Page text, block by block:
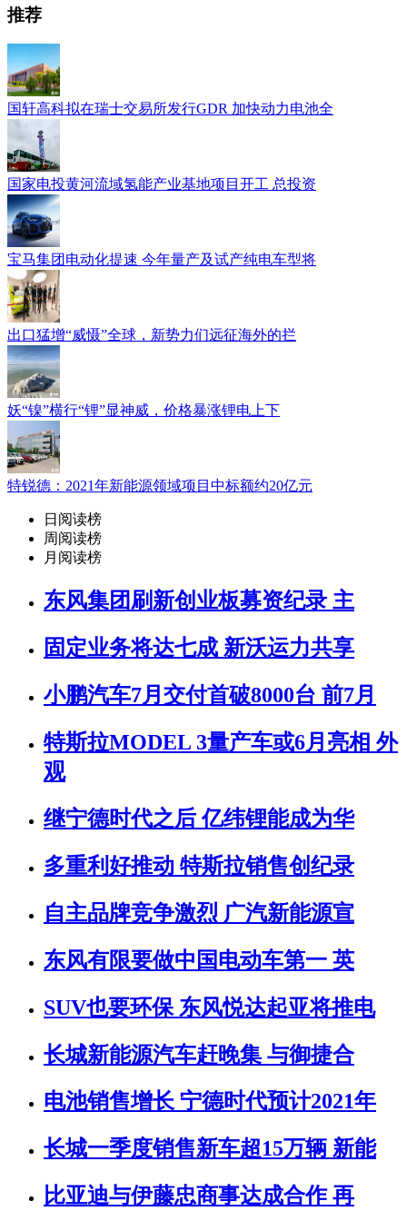
推荐
国轩高科拟在瑞士交易所发行GDR 加快动力电池全
国家电投黄河流域氢能产业基地项目开工 总投资
宝马集团电动化提速 今年量产及试产纯电车型将
出口猛增“威慑”全球，新势力们远征海外的拦
妖“镍”横行“锂”显神威，价格暴涨锂电上下
特锐德：2021年新能源领域项目中标额约20亿元
日阅读榜
周阅读榜
月阅读榜
东风集团刷新创业板募资纪录 主
固定业务将达七成 新沃运力共享
小鹏汽车7月交付首破8000台 前7月
特斯拉MODEL 3量产车或6月亮相 外
观
继宁德时代之后 亿纬锂能成为华
多重利好推动 特斯拉销售创纪录
自主品牌竞争激烈 广汽新能源宣
东风有限要做中国电动车第一 英
SUV也要环保 东风悦达起亚将推电
长城新能源汽车赶晚集 与御捷合
电池销售增长 宁德时代预计2021年
长城一季度销售新车超15万辆 新能
比亚迪与伊藤忠商事达成合作 再